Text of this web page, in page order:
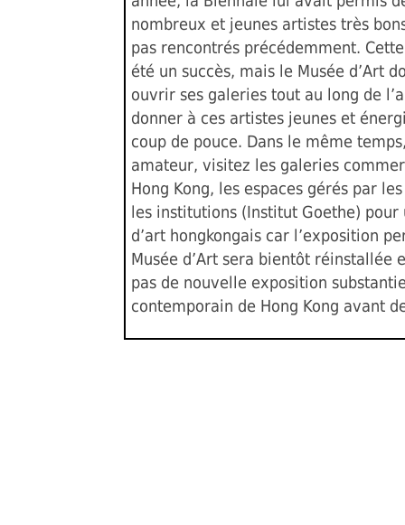
nombreux et jeunes artistes très
pas rencontrés précédemment.
été un succès, mais le Musée d’Art
ouvrir ses galeries tout au long de
donner à ces artistes jeunes et
coup de pouce. Dans le même
amateur, visitez les galeries
Hong Kong, les espaces gérés par
les institutions (Institut Goethe) pour
d’art hongkongais car l’exposition
Musée d’Art sera bientôt réinstallée
pas de nouvelle exposition
contemporain de Hong Kong avant